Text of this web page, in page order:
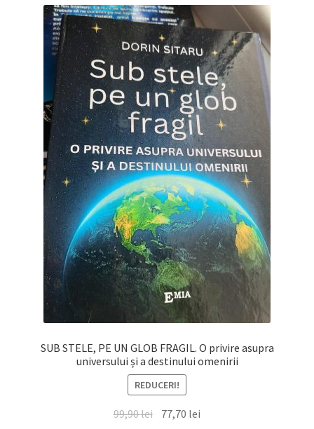
SUB STELE, PE UN GLOB FRAGIL. O privire asupra
universului și a destinului omenirii
REDUCERI!
99,90lei Prețul
77,70 lei